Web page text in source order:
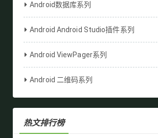
Android数据库系列
Android Android Studio插件系列
Android ViewPager系列
Android 二维码系列
热文排行榜